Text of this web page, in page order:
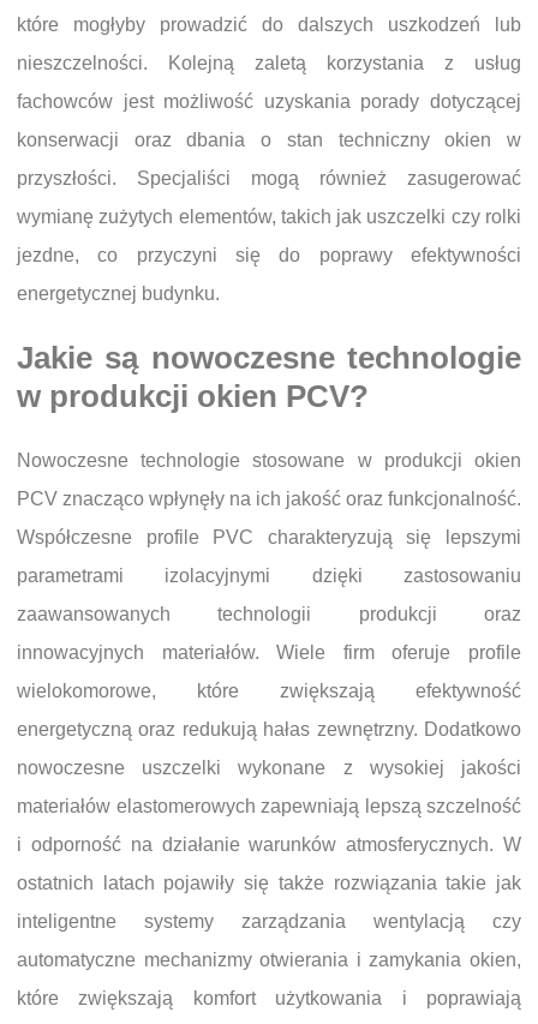
które mogłyby prowadzić do dalszych uszkodzeń lub
nieszczelności. Kolejną zaletą korzystania z usług
fachowców jest możliwość uzyskania porady dotyczącej
konserwacji oraz dbania o stan techniczny okien w
przyszłości. Specjaliści mogą również zasugerować
wymianę zużytych elementów, takich jak uszczelki czy rolki
jezdne, co przyczyni się do poprawy efektywności
energetycznej budynku.
Jakie są nowoczesne technologie
w produkcji okien PCV?
Nowoczesne technologie stosowane w produkcji okien
PCV znacząco wpłynęły na ich jakość oraz funkcjonalność.
Współczesne profile PVC charakteryzują się lepszymi
parametrami izolacyjnymi dzięki zastosowaniu
zaawansowanych technologii produkcji oraz
innowacyjnych materiałów. Wiele firm oferuje profile
wielokomorowe, które zwiększają efektywność
energetyczną oraz redukują hałas zewnętrzny. Dodatkowo
nowoczesne uszczelki wykonane z wysokiej jakości
materiałów elastomerowych zapewniają lepszą szczelność
i odporność na działanie warunków atmosferycznych. W
ostatnich latach pojawiły się także rozwiązania takie jak
inteligentne systemy zarządzania wentylacją czy
automatyczne mechanizmy otwierania i zamykania okien,
które zwiększają komfort użytkowania i poprawiają